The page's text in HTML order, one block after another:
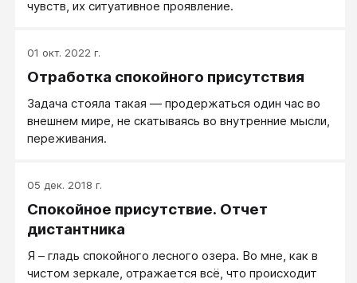
чувств, их ситуативное проявление.
01 окт. 2022 г.
Отработка спокойного присутствия
Задача стояла такая — продержаться один час во
внешнем мире, не скатываясь во внутренние мысли,
переживания.
05 дек. 2018 г.
Спокойное присутствие. Отчет
дистантника
Я – гладь спокойного лесного озера. Во мне, как в
чистом зеркале, отражается всё, что происходит